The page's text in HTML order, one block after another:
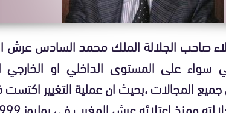
صاحب الجلالة الملك محمد السادس عرش
سواء على المستوى الداخلي او
المجالات ،بحيث ان عملية التغيير